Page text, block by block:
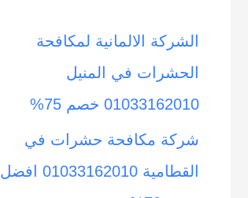
ن
:
الشركة الالمانية لمكافحة
الحشرات في المنيل
01033162010 خصم 75%
شركة مكافحة حشرات في
القطامية 01033162010 افضل